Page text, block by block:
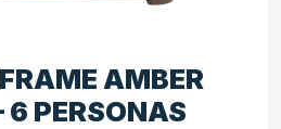
AMBER
6 PERSONAS